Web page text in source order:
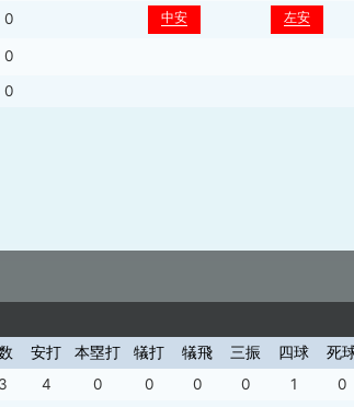
0 中安 左安
0
0
安打 本塁打 犠打 犠飛 三振 四球 死
4 0 0 0 0 1 0